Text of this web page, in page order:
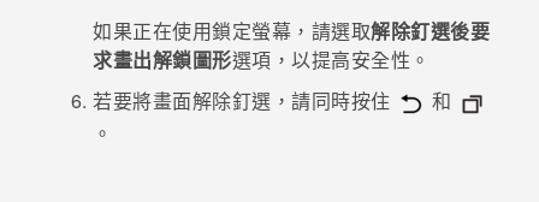
如果正在使用鎖定螢幕，請選取解除釘選後要
求畫出解鎖圖形選項，以提高安全性。
若要將畫面解除釘選，請同時按住
和
。